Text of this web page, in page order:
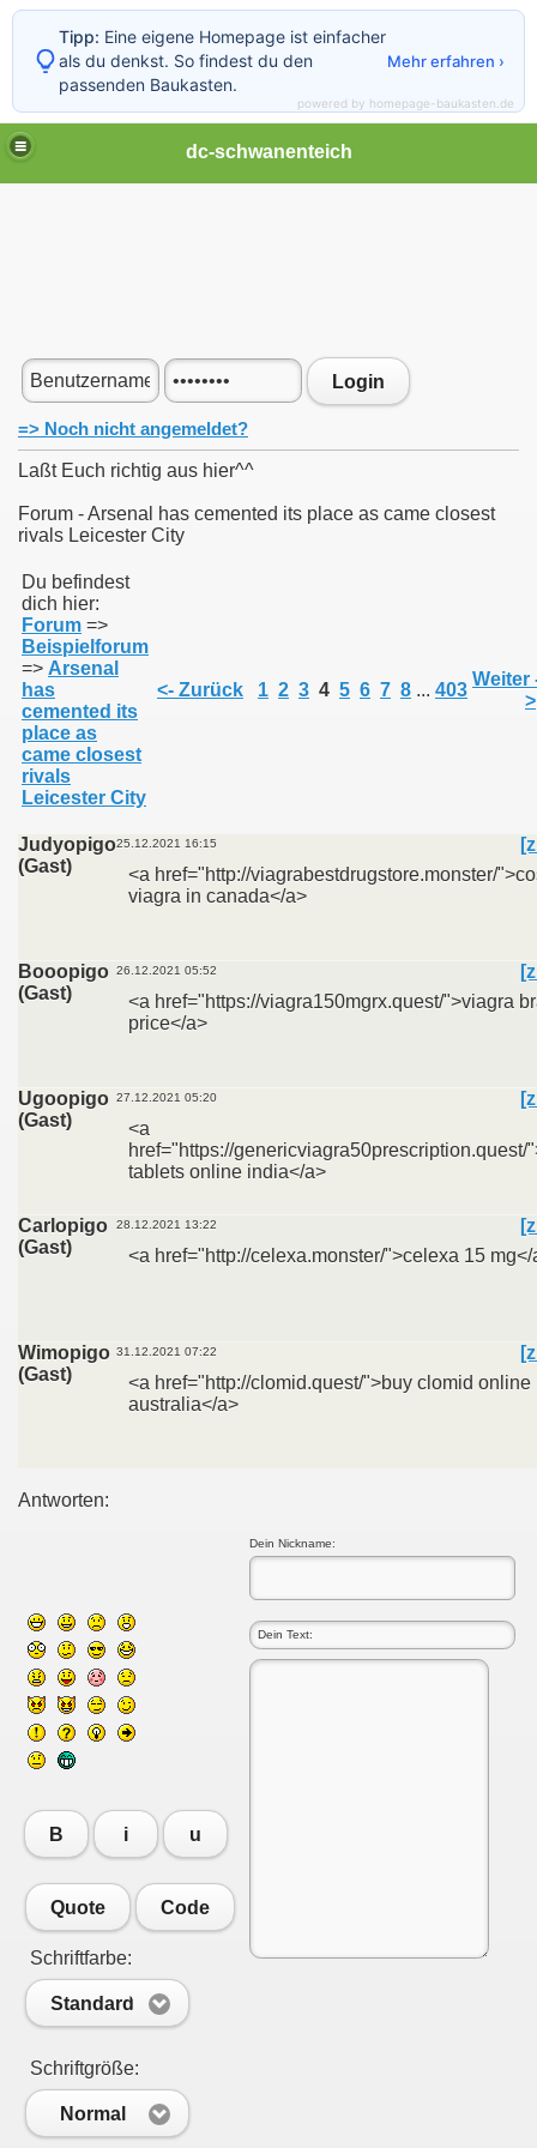
dc-schwanenteich
Login
=> Noch nicht angemeldet?
Laßt Euch richtig aus hier^^
Forum - Arsenal has cemented its place as came closest
rivals Leicester City
Du befindest
dich hier:
Forum =>
Beispielforum
=> Arsenal
has
cemented its
place as
came closest
rivals
Leicester City
<- Zurück 1 2 3 4 5 6 7 8 ... 403
Weiter
>
Judyopigo
(Gast)
25.12.2021 16:15
<a href="http://viagrabestdrugstore.monster/
viagra in canada</a>
Booopigo
(Gast)
26.12.2021 05:52
<a href="https://viagra150mgrx.quest/">viagra
price</a>
Ugoopigo
(Gast)
27.12.2021 05:20
<a
href="https://genericviagra50prescription.quest/
tablets online india</a>
Carlopigo
(Gast)
28.12.2021 13:22
<a href="http://celexa.monster/">celexa 15 mg</
Wimopigo
(Gast)
31.12.2021 07:22
<a href="http://clomid.quest/">buy clomid online
australia</a>
Antworten:
Dein Nickname:
B i u
Quote Code
Schriftfarbe:
Standard
Schriftgröße:
Normal
Tipp: Eine eigene Homepage ist einfacher
als du denkst. So findest du den
passenden Baukasten.
Mehr erfahren ›
powered by homepage-baukasten.de